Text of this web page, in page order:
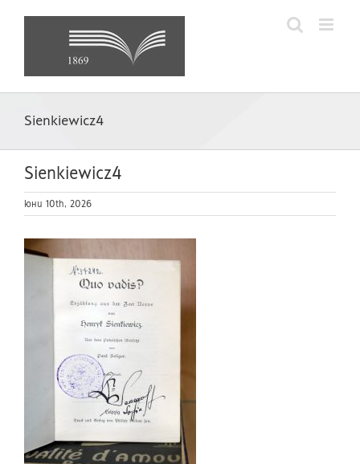
Sienkiewicz4
Sienkiewicz4
юни 10th, 2026